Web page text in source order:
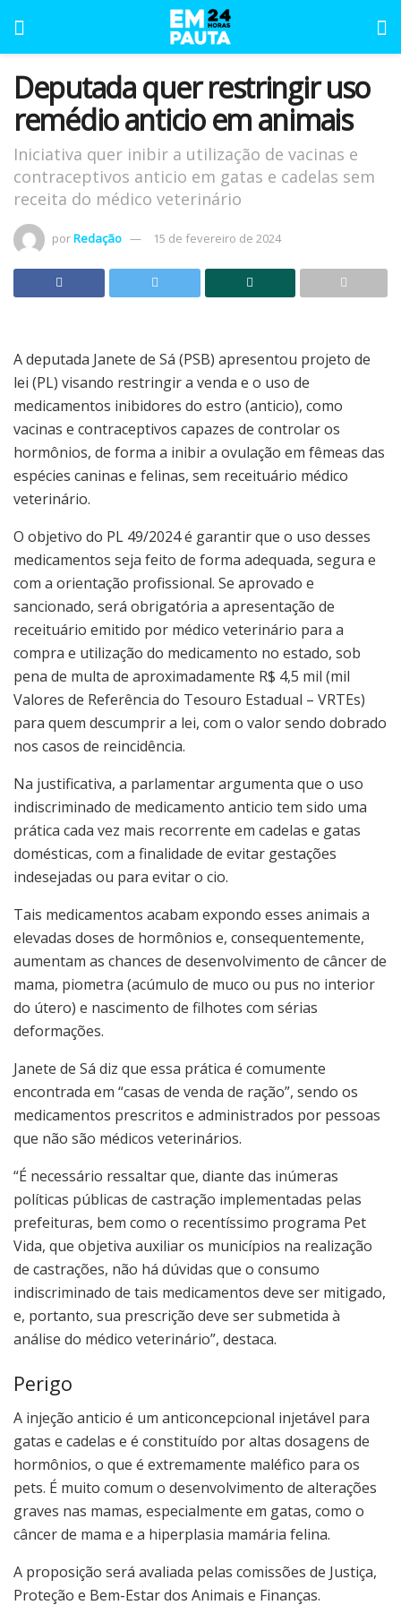
Deputada quer restringir uso
remédio anticio em animais
Iniciativa quer inibir a utilização de vacinas e
contraceptivos anticio em gatas e cadelas sem
receita do médico veterinário
porRedação 15 de fevereiro de 2024
A deputada Janete de Sá (PSB) apresentou projeto de
lei (PL) visando restringir a venda e o uso de
medicamentos inibidores do estro (anticio), como
vacinas e contraceptivos capazes de controlar os
hormônios, de forma a inibir a ovulação em fêmeas das
espécies caninas e felinas, sem receituário médico
veterinário.
O objetivo do PL 49/2024 é garantir que o uso desses
medicamentos seja feito de forma adequada, segura e
com a orientação profissional. Se aprovado e
sancionado, será obrigatória a apresentação de
receituário emitido por médico veterinário para a
compra e utilização do medicamento no estado, sob
pena de multa de aproximadamente R$ 4,5 mil (mil
Valores de Referência do Tesouro Estadual – VRTEs)
para quem descumprir a lei, com o valor sendo dobrado
nos casos de reincidência.
Na justificativa, a parlamentar argumenta que o uso
indiscriminado de medicamento anticio tem sido uma
prática cada vez mais recorrente em cadelas e gatas
domésticas, com a finalidade de evitar gestações
indesejadas ou para evitar o cio.
Tais medicamentos acabam expondo esses animais a
elevadas doses de hormônios e, consequentemente,
aumentam as chances de desenvolvimento de câncer de
mama, piometra (acúmulo de muco ou pus no interior
do útero) e nascimento de filhotes com sérias
deformações.
Janete de Sá diz que essa prática é comumente
encontrada em “casas de venda de ração”, sendo os
medicamentos prescritos e administrados por pessoas
que não são médicos veterinários.
“É necessário ressaltar que, diante das inúmeras
políticas públicas de castração implementadas pelas
prefeituras, bem como o recentíssimo programa Pet
Vida, que objetiva auxiliar os municípios na realização
de castrações, não há dúvidas que o consumo
indiscriminado de tais medicamentos deve ser mitigado,
e, portanto, sua prescrição deve ser submetida à
análise do médico veterinário”, destaca.
Perigo
A injeção anticio é um anticoncepcional injetável para
gatas e cadelas e é constituído por altas dosagens de
hormônios, o que é extremamente maléfico para os
pets. É muito comum o desenvolvimento de alterações
graves nas mamas, especialmente em gatas, como o
câncer de mama e a hiperplasia mamária felina.
A proposição será avaliada pelas comissões de Justiça,
Proteção e Bem-Estar dos Animais e Finanças.